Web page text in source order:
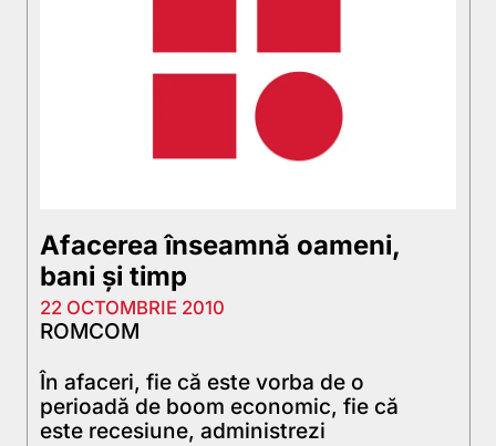
Afacerea înseamnă oameni,
bani şi timp
22 OCTOMBRIE 2010
ROMCOM
În afaceri, fie că este vorba de o
perioadă de boom economic, fie că
este recesiune, administrezi